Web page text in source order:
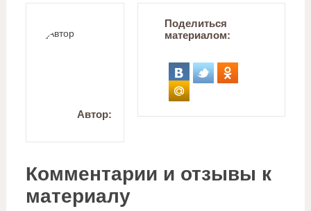
Автор:
Поделиться
материалом:
Комментарии и отзывы к
материалу